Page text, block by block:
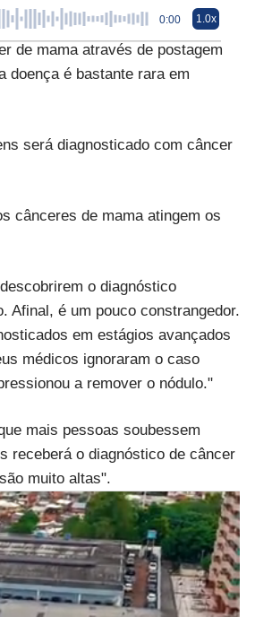
0:00 1.0x
de mama através de postagem
doença é bastante rara em
será diagnosticado com câncer
cânceres de mama atingem os
o diagnóstico
Afinal, é um pouco constrangedor.
em estágios avançados
médicos ignoraram o caso
a remover o nódulo."
mais pessoas soubessem
receberá o diagnóstico de câncer
muito altas".